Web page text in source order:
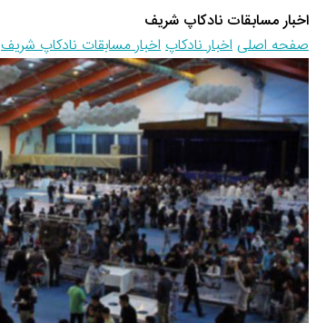
اخبار مسابقات نادکاپ شریف
صفحه اصلی اخبار نادکاپاخبار مسابقات نادکاپ شریف